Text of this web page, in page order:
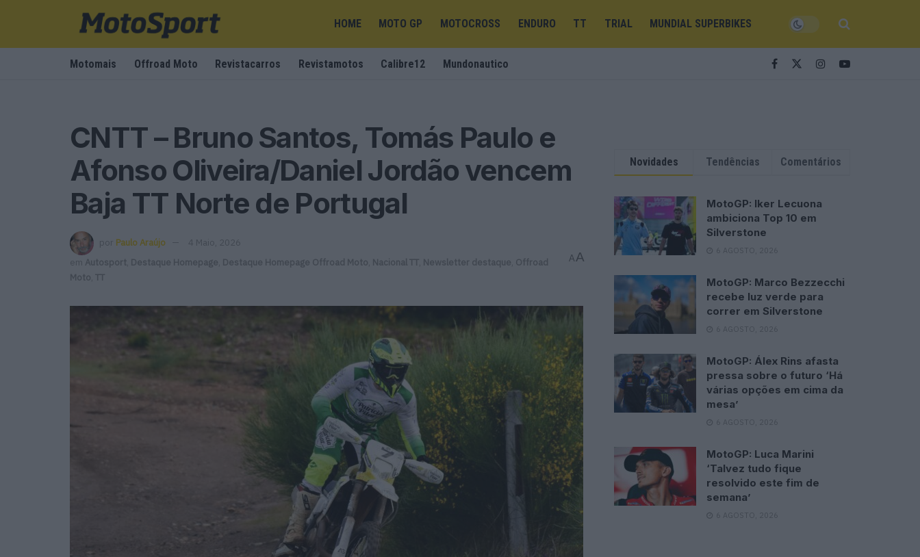
HOME MOTO GP MOTOCROSS ENDURO TT TRIAL MUNDIAL SUPERBIKES
Motomais Offroad Moto Revistacarros Revistamotos Calibre12 Mundonautico
CNTT – Bruno Santos, Tomás Paulo e
Afonso Oliveira/Daniel Jordão vencem
Baja TT Norte de Portugal
por Paulo Araújo
4 Maio, 2026
em
Autosport Destaque Homepage Destaque Homepage Offroad Moto Nacional TT Newsletter destaque Offroad
Moto TT
AA
Novidades Tendências Comentários
MotoGP: Iker Lecuona
ambiciona Top 10 em
Silverstone
6 AGOSTO, 2026
MotoGP: Marco Bezzecchi
recebe luz verde para
correr em Silverstone
6 AGOSTO, 2026
MotoGP: Álex Rins afasta
pressa sobre o futuro ‘Há
várias opções em cima da
mesa’
6 AGOSTO, 2026
MotoGP: Luca Marini
‘Talvez tudo fique
resolvido este fim de
semana’
6 AGOSTO, 2026